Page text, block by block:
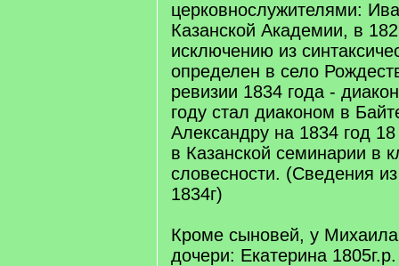
церковнослужителями:
Казанской Академии, в
исключению из
определен в село
ревизии 1834 года -
году стал диаконом в
Александру на 1834 год 18
в Казанской семинарии в
словесности. (Сведения из
1834г)
Кроме сыновей, у
дочери: Екатерина